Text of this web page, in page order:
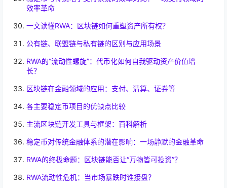
效率革命
一文读懂RWA：区块链如何重塑资产所有权？
公有链、联盟链与私有链的区别与应用场景
RWA的“流动性螺旋”：代币化如何自我驱动资产价值增
长？
区块链在金融领域的应用：支付、清算、证券等
各主要稳定币项目的优缺点比较
主流区块链开发工具与框架：百科解析
稳定币对传统金融体系的潜在影响：一场静默的金融革命
RWA的终极命题：区块链能否让“万物皆可投资”？
RWA流动性危机：当市场暴跌时谁接盘？